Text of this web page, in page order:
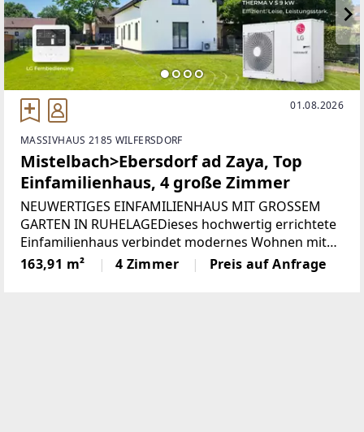
01.08.2026
MASSIVHAUS 2185 WILFERSDORF
Mistelbach>Ebersdorf ad Zaya, Top
Einfamilienhaus, 4 große Zimmer
NEUWERTIGES EINFAMILIENHAUS MIT GROSSEM
GARTEN IN RUHELAGEDieses hochwertig errichtete
Einfamilienhaus verbindet modernes Wohnen mit
energieeffizienter Technik und einer durchdachten
Ausstattung. Auf rund 164 m² Wohnfläche und
163,91 m² 4 Zimmer Preis auf Anfrage